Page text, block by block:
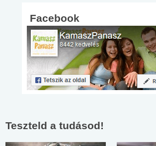
Facebook
Teszteld a tudásod!